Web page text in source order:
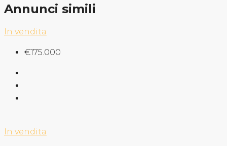
Annunci simili
In vendita
€175.000
In vendita